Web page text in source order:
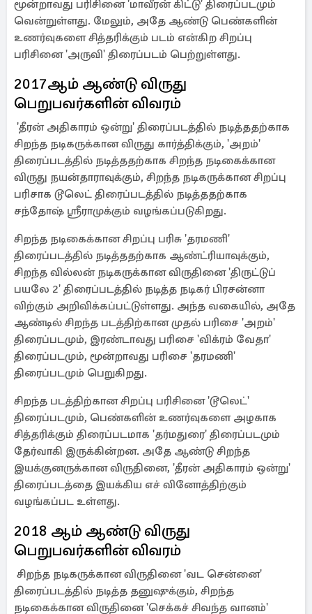
மூன்றாவது பரிசினை 'மாவீரன் கிட்டு' திரைப்படமும்
வென்றுள்ளது. மேலும், அதே ஆண்டு பெண்களின்
உணர்வுகளை சித்தரிக்கும் படம் என்கிற சிறப்பு
பரிசினை 'அருவி' திரைப்படம் பெற்றுள்ளது.‎‎‎
2017ஆம் ஆண்டு விருது
பெறுபவர்களின் ‎விவரம்‎
‎ 'தீரன் அதிகாரம் ஒன்று' திரைப்படத்தில் நடித்ததற்காக
சிறந்த நடிகருக்கான விருது கார்த்திக்கும், 'அறம்'
திரைப்படத்தில் நடித்ததற்காக சிறந்த நடிகைக்கான
விருது நயன்தாராவுக்கும், சிறந்த நடிகருக்கான சிறப்பு
பரிசாக டூலெட் திரைப்படத்தில் நடித்ததற்காக
சந்தோஷ் ஸ்ரீராமுக்கும் வழங்கப்படுகிறது.
சிறந்த நடிகைக்கான சிறப்பு பரிசு 'தரமணி'
திரைப்படத்தில் நடித்ததற்காக ஆண்ட்ரியாவுக்கும்,
சிறந்த வில்லன் நடிகருக்கான விருதினை 'திருட்டுப்
பயலே 2' திரைப்படத்தில் நடித்த நடிகர் பிரசன்னா
விற்கும் அறிவிக்கப்பட்டுள்ளது. அந்த வகையில், அதே
ஆண்டில் சிறந்த படத்திற்கான முதல் பரிசை 'அறம்'
திரைப்படமும், இரண்டாவது பரிசை 'விக்ரம் வேதா'
திரைப்படமும், மூன்றாவது பரிசை 'தரமணி'
திரைப்படமும் பெறுகிறது.
சிறந்த படத்திற்கான சிறப்பு பரிசினை 'டூலெட்'
திரைப்படமும், பெண்களின் உணர்வுகளை அழகாக
சித்தரிக்கும் திரைப்படமாக 'தர்மதுரை' திரைப்படமும்
தேர்வாகி இருக்கின்றன. அதே ஆண்டு சிறந்த
இயக்குனருக்கான விருதினை, 'தீரன் அதிகாரம் ஒன்று'
திரைப்படத்தை இயக்கிய எச் வினோத்திற்கும்
வழங்கப்பட உள்ளது.‎‎‎
2018 ஆம் ஆண்டு விருது
பெறுபவர்களின் விவரம்‎
‎ சிறந்த நடிகருக்கான விருதினை 'வட சென்னை'
திரைப்படத்தில் நடித்த தனுஷுக்கும், சிறந்த
நடிகைக்கான விருதினை 'செக்கச் சிவந்த வானம்'